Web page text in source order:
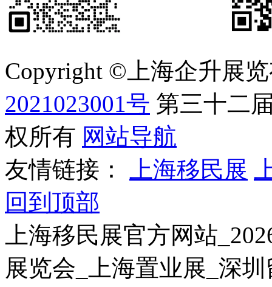
Copyright ©上海企升展
2021023001号 第三十二
权所有 网站导航
友情链接：
上海移民展
回到顶部
上海移民展官方网站
展览会_上海置业展_深